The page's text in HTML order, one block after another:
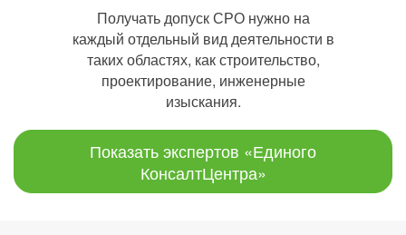
Получать допуск СРО нужно на
каждый отдельный вид деятельности в
таких областях, как строительство,
проектирование, инженерные
изыскания.
Показать экспертов «Единого
КонсалтЦентра»